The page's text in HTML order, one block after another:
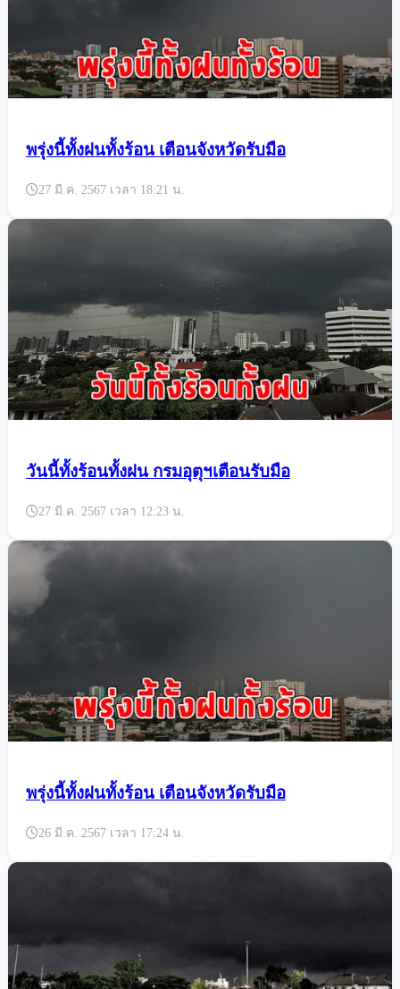
พรุ่งนี้ทั้งฝนทั้งร้อน เตือนจังหวัดรับมือ
27 มี.ค. 2567 เวลา 18:21 น.
วันนี้ทั้งร้อนทั้งฝน กรมอุตุฯเตือนรับมือ
27 มี.ค. 2567 เวลา 12:23 น.
พรุ่งนี้ทั้งฝนทั้งร้อน เตือนจังหวัดรับมือ
26 มี.ค. 2567 เวลา 17:24 น.